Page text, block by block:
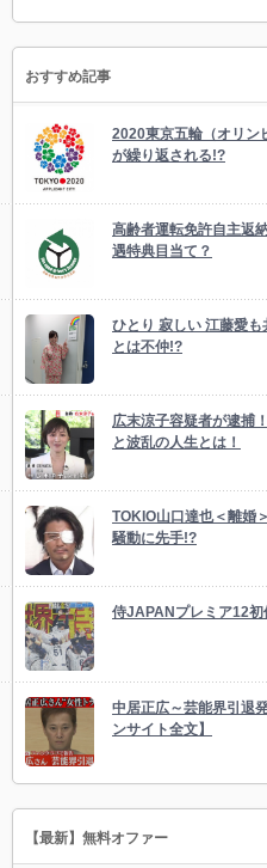
おすすめ記事
2020東京五輪（オリン
が繰り返される!?
高齢者運転免許自主返
遇特典目当て？
ひとり 寂しい 江藤愛
とは不仲!?
広末涼子容疑者が逮捕
と波乱の人生とは！
TOKIO山口達也＜離婚
騒動に先手!?
侍JAPANプレミア12
中居正広～芸能界引退
ンサイト全文】
【最新】無料オファー